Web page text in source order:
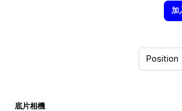
加
底片相機